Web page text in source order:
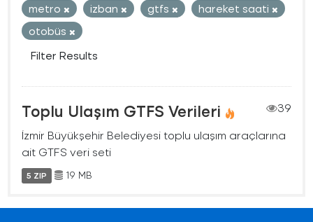
metro
izban gtfs
hareket saati
otobüs
Filter Results
Toplu Ulaşım GTFS Verileri
39
İzmir Büyükşehir Belediyesi toplu ulaşım araçlarına
ait GTFS veri seti
5 ZIP 19 MB